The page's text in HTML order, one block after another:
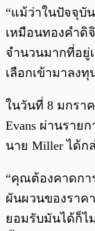
“แม้ว่าในปัจจุบั
เหมือนทองคำดิ
จำนวนมากที่อยู่
เลือกเข้ามาลง
ในวันที่ 8 มกรา
Evans ผ่านรายก
นาย Miller ได้ก
“คุณต้องคาดกา
ผันผวนของราค
ยอมรับมันได้ก็ไ